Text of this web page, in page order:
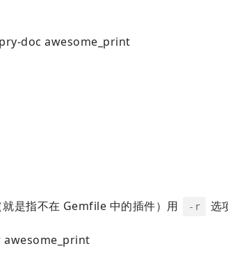
doc awesome_print
是指不在 Gemfile 中的插件）用 -r 选